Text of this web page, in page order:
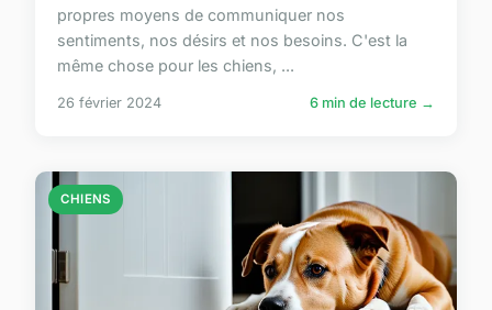
propres moyens de communiquer nos
sentiments, nos désirs et nos besoins. C'est la
même chose pour les chiens, ...
26 février 2024 6 min de lecture →
CHIENS